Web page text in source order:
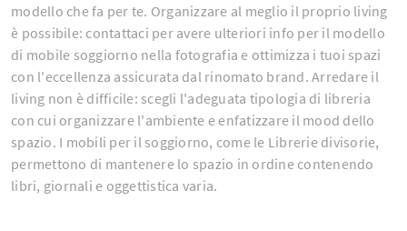
modello che fa per te. Organizzare al meglio il proprio living
è possibile: contattaci per avere ulteriori info per il modello
di mobile soggiorno nella fotografia e ottimizza i tuoi spazi
con l'eccellenza assicurata dal rinomato brand. Arredare il
living non è difficile: scegli l'adeguata tipologia di libreria
con cui organizzare l'ambiente e enfatizzare il mood dello
spazio. I mobili per il soggiorno, come le Librerie divisorie,
permettono di mantenere lo spazio in ordine contenendo
libri, giornali e oggettistica varia.